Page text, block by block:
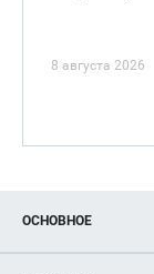
8 августа 2026
ОСНОВНОЕ